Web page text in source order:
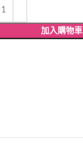
加入購物車